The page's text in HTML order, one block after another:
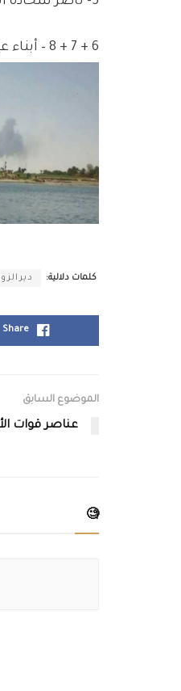
6 + 7 + 8 – أبناء عواد الطحير.
كلمات دلالية:
Share
الموضوع السابق
عناصر قوات
🧐